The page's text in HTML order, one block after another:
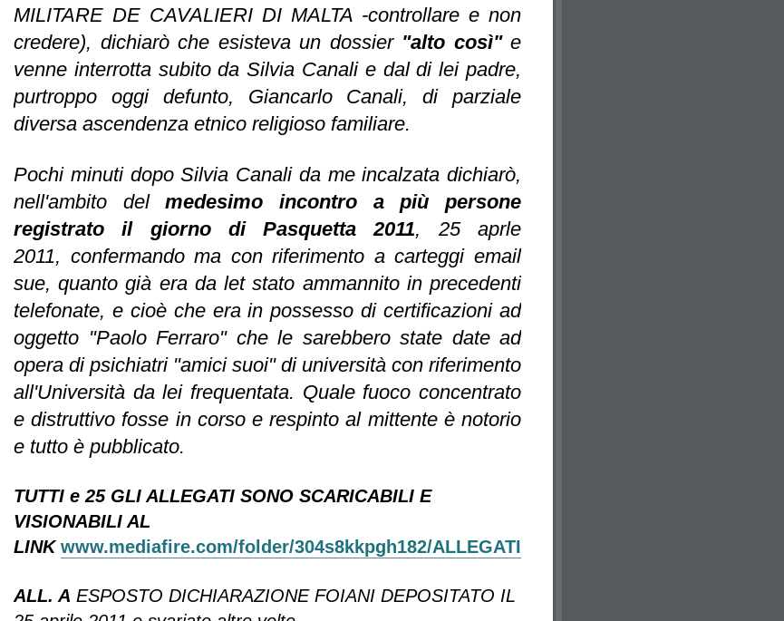
MILITARE DE CAVALIERI DI MALTA -controllare e non
credere), dichiarò che esisteva un dossier "alto così"e
venne interrotta subito da Silvia Canali e dal di lei padre,
purtroppo oggi defunto, Giancarlo Canali, di parziale
diversa ascendenza etnico religioso familiare.
Pochi minuti dopo Silvia Canali da me incalzata dichiarò,
nell'ambito delmedesimo incontro a più persone
registrato il giorno di Pasquetta 2011, 25 aprle
2011, confermando ma con riferimento a carteggi email
sue, quanto già era da let stato ammannito in precedenti
telefonate, e cioè che era in possesso di certificazioni ad
oggetto "Paolo Ferraro" che le sarebbero state date ad
opera di psichiatri "amici suoi" di università con riferimento
all'Università da lei frequentata. Quale fuoco concentrato
e distruttivo fosse in corso e respinto al mittente è notorio
e tutto è pubblicato.
TUTTI e 25 GLI ALLEGATI SONO SCARICABILI E
VISIONABILI AL
LINKwww.mediafire.com/folder/304s8kkpgh182/
ALL. A ESPOSTO DICHIARAZIONE FOIANI DEPOSITATO IL